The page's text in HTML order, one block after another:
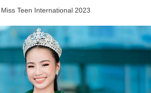
Miss Teen International 2023